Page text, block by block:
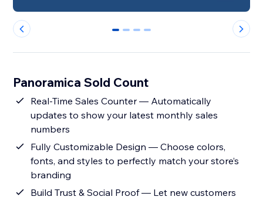
0 1 2 3
Panoramica Sold Count
Real-Time Sales Counter — Automatically
updates to show your latest monthly sales
numbers
Fully Customizable Design — Choose colors,
fonts, and styles to perfectly match your store’s
branding
Build Trust & Social Proof — Let new customers